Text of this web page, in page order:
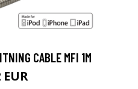
CABLE MFI 1M
EUR